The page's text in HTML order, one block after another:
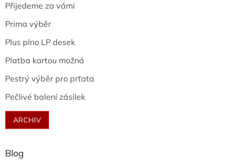
Přijedeme za vámi
Prima výběr
Plus plno LP desek
Platba kartou možná
Pestrý výběr pro prťata
Pečlivé balení zásilek
ARCHIV
Blog